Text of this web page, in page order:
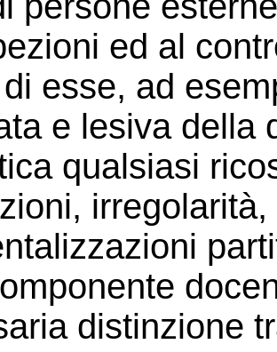
ed al
esse, ad
e lesiva della
qualsiasi
distinzione